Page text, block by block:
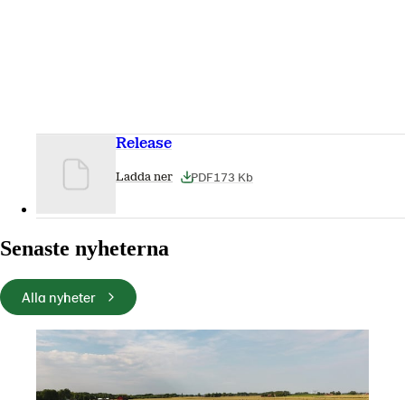
Release
PDF173 Kb
Ladda ner
Senaste nyheterna
Alla nyheter